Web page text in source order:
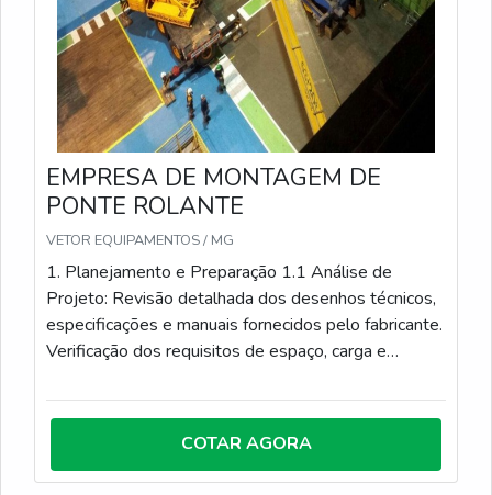
EMPRESA DE MONTAGEM DE
PONTE ROLANTE
VETOR EQUIPAMENTOS / MG
1. Planejamento e Preparação 1.1 Análise de
Projeto: Revisão detalhada dos desenhos técnicos,
especificações e manuais fornecidos pelo fabricante.
Verificação dos requisitos de espaço, carga e
Planejamento Logístico: Organização do transporte
Coordenação das datas e horários de entrega,
garantindo que todos os componentes necessários
COTAR AGORA